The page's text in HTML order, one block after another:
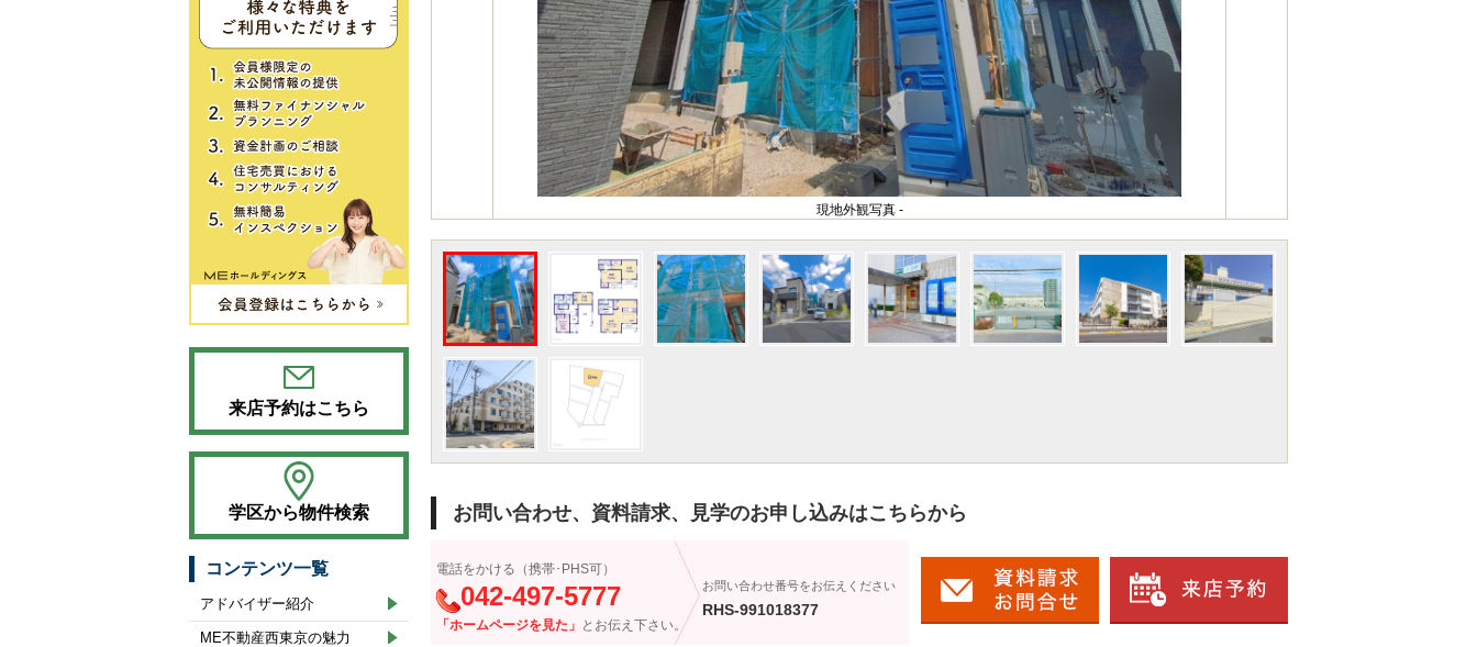
現地外観写真 -
お問い合わせ、資料請求、見学のお申し込みはこちらから
電話をかける（携帯･PHS可）
042-497-5777
「ホームページを見た」 とお伝え下さい。
お問い合わせ番号をお伝えください
RHS-991018377
来店予約はこちら
学区から物件検索
コンテンツ一覧
アドバイザー紹介
ME不動産西東京の魅力